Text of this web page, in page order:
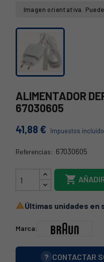
Imagen orientativa.
ALIMENTADOR
67030605
41,88 € Impuestos
Referencias: 67030605
49QY0312

Últimas unidades en
Marca:
? CONTACTAR